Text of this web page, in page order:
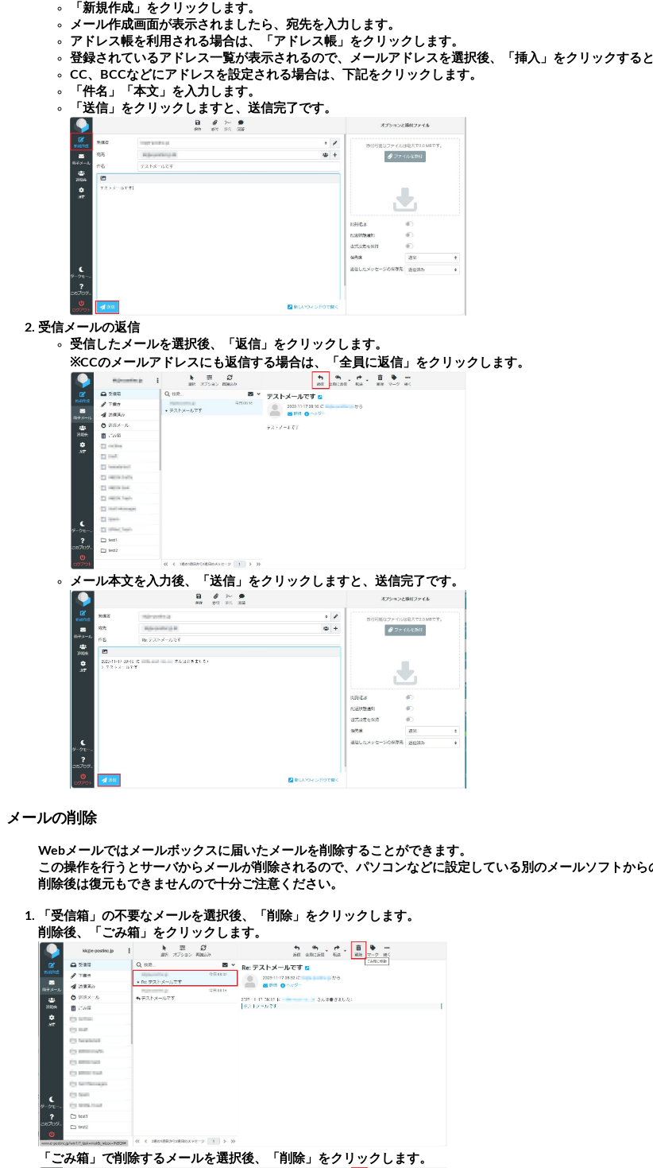
「新規作成」をクリックします。
メール作成画面が表示されましたら、宛先を入力します。
アドレス帳を利用される場合は、「アドレス帳」をクリックします。
登録されているアドレス一覧が表示されるので、メールアドレスを選択後、「挿入」をクリックする
CC、BCCなどにアドレスを設定される場合は、下記をクリックします。
「件名」「本文」を入力します。
「送信」をクリックしますと、送信完了です。
受信メールの返信
受信したメールを選択後、「返信」をクリックします。
※CCのメールアドレスにも返信する場合は、「全員に返信」をクリックします。
メール本文を入力後、「送信」をクリックしますと、送信完了です。
メールの削除
Webメールではメールボックスに届いたメールを削除することができます。
この操作を行うとサーバからメールが削除されるので、パソコンなどに設定している別のメールソフトから
削除後は復元もできませんので十分ご注意ください。
「受信箱」の不要なメールを選択後、「削除」をクリックします。
削除後、「ごみ箱」をクリックします。
「ごみ箱」で削除するメールを選択後、「削除」をクリックします。